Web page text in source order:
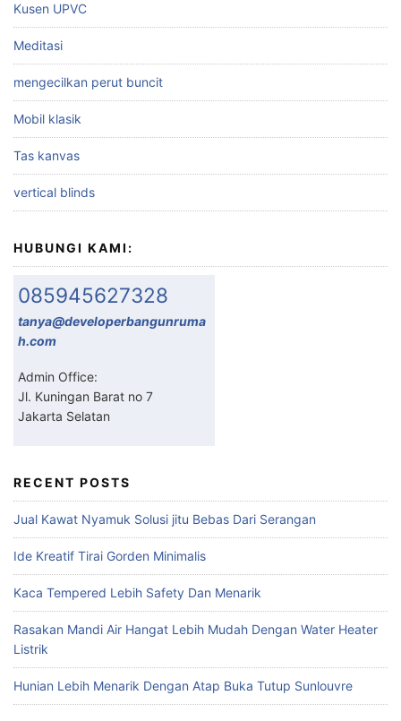
Kusen UPVC
Meditasi
mengecilkan perut buncit
Mobil klasik
Tas kanvas
vertical blinds
HUBUNGI KAMI:
085945627328
tanya@developerbangunruma
h.com
Admin Office:
Jl. Kuningan Barat no 7
Jakarta Selatan
RECENT POSTS
Jual Kawat Nyamuk Solusi jitu Bebas Dari Serangan
Ide Kreatif Tirai Gorden Minimalis
Kaca Tempered Lebih Safety Dan Menarik
Rasakan Mandi Air Hangat Lebih Mudah Dengan Water Heater
Listrik
Hunian Lebih Menarik Dengan Atap Buka Tutup Sunlouvre